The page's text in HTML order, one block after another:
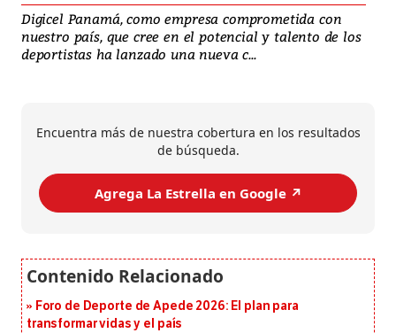
Digicel Panamá, como empresa comprometida con
nuestro país, que cree en el potencial y talento de los
deportistas ha lanzado una nueva c...
Encuentra más de nuestra cobertura en los resultados
de búsqueda.
Agrega La Estrella en Google ↗️
Foro de Deporte de Apede 2026: El plan para
transformar vidas y el país